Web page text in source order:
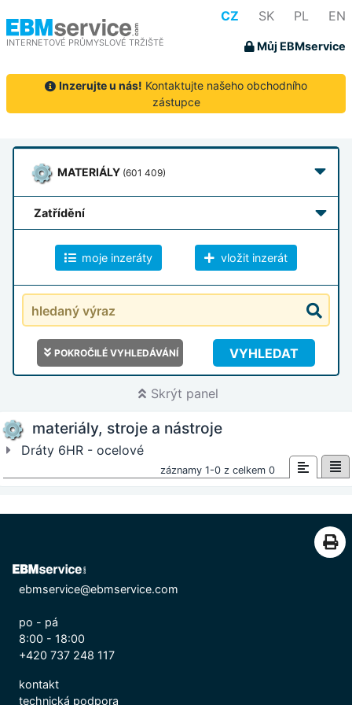
INTERNETOVÉ PRŮMYSLOVÉ TRŽIŠTĚ
CZ SK PL EN
Můj EBMservice
Inzerujte u nás! Kontaktujte našeho obchodního
zástupce
MATERIÁLY (601 409)
zatřídění
moje inzeráty vložit inzerát
POKROČILÉ VYHLEDÁVÁNÍ VYHLEDAT
Skrýt panel
materiály, stroje a nástroje
Dráty 6HR - ocelové
záznamy 1-0 z celkem 0
ebmservice@ebmservice.com
po - pá
8:00 - 18:00
+420 737 248 117
kontakt
technická podpora